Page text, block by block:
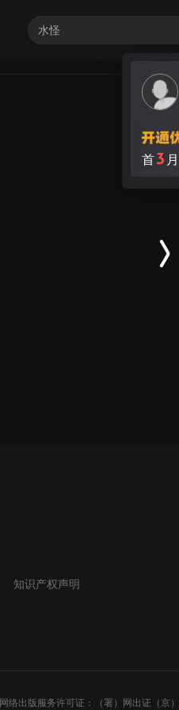
首3
知识产权声明
网络出版服务许可证：（署）网出证（京